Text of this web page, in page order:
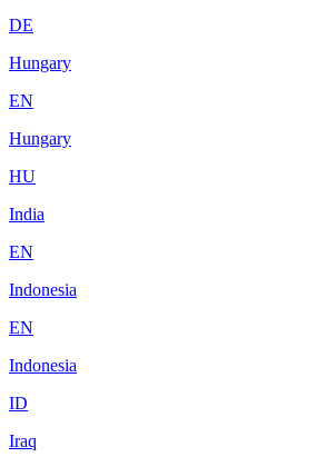
DE
Hungary
EN
Hungary
HU
India
EN
Indonesia
EN
Indonesia
ID
Iraq